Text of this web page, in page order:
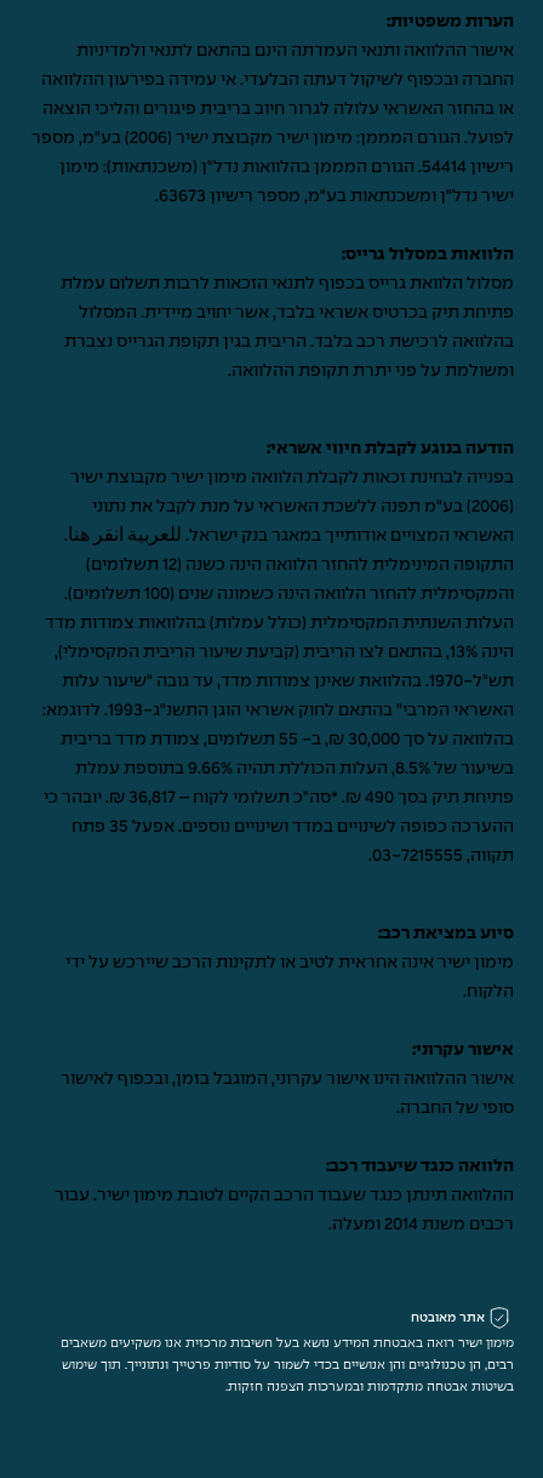
הערות משפטיות:
אישור ההלוואה ותנאי העמדתה הינם בהתאם לתנאי ולמדיניות
החברה ובכפוף לשיקול דעתה הבלעדי. אי עמידה בפירעון ההלוואה
או בהחזר האשראי עלולה לגרור חיוב בריבית פיגורים והליכי הוצאה
לפועל. הגורם המממן: מימון ישיר מקבוצת ישיר (2006) בע"מ, מספר
רישיון 54414. הגורם המממן בהלוואות נדל"ן (משכנתאות): מימון
ישיר נדל"ן ומשכנתאות בע"מ, מספר רישיון 63673.
הלוואות במסלול גרייס:
מסלול הלוואת גרייס בכפוף לתנאי הזכאות לרבות תשלום עמלת
פתיחת תיק בכרטיס אשראי בלבד, אשר יחויב מיידית. המסלול
בהלוואה לרכישת רכב בלבד. הריבית בגין תקופת הגרייס נצברת
ומשולמת על פני יתרת תקופת ההלוואה.
הודעה בנוגע לקבלת חיווי אשראי:
בפנייה לבחינת זכאות לקבלת הלוואה מימון ישיר מקבוצת ישיר
(2006) בע"מ תפנה ללשכת האשראי על מנת לקבל את נתוני
האשראי המצויים אודותייך במאגר בנק ישראל. للعربية انقر هنا.
התקופה המינימלית להחזר הלוואה הינה כשנה (12 תשלומים)
והמקסימלית להחזר הלוואה הינה כשמונה שנים (100 תשלומים).
העלות השנתית המקסימלית (כולל עמלות) בהלוואות צמודות מדד
הינה 13%, בהתאם לצו הריבית (קביעת שיעור הריבית המקסימלי),
תש"ל-1970. בהלוואת שאינן צמודות מדד, עד גובה "שיעור עלות
האשראי המרבי" בהתאם לחוק אשראי הוגן התשנ"ג-1993. לדוגמא:
בהלוואה על סך 30,000 ₪, ב- 55 תשלומים, צמודת מדד בריבית
בשיעור של 8.5%, העלות הכוללת תהיה 9.66% בתוספת עמלת
פתיחת תיק בסך 490 ₪. *סה"כ תשלומי לקוח – 36,817 ₪. יובהר כי
ההערכה כפופה לשינויים במדד ושינויים נוספים. אפעל 35 פתח
תקווה, 03-7215555
.
סיוע במציאת רכב:
מימון ישיר אינה אחראית לטיב או לתקינות הרכב שיירכש על ידי
הלקוח.
אישור עקרוני:
אישור ההלוואה הינו אישור עקרוני, המוגבל בזמן, ובכפוף לאישור
סופי של החברה.
הלוואה כנגד שיעבוד רכב:
ההלוואה תינתן כנגד שעבוד הרכב הקיים לטובת מימון ישיר. עבור
רכבים משנת 2014 ומעלה.
אתר מאובטח
מימון ישיר רואה באבטחת המידע נושא בעל חשיבות מרכזית אנו משקיעים משאבים
רבים, הן טכנולוגיים והן אנושיים בכדי לשמור על סודיות פרטייך ונתונייך. תוך שימוש
בשיטות אבטחה מתקדמות ובמערכות הצפנה חזקות.